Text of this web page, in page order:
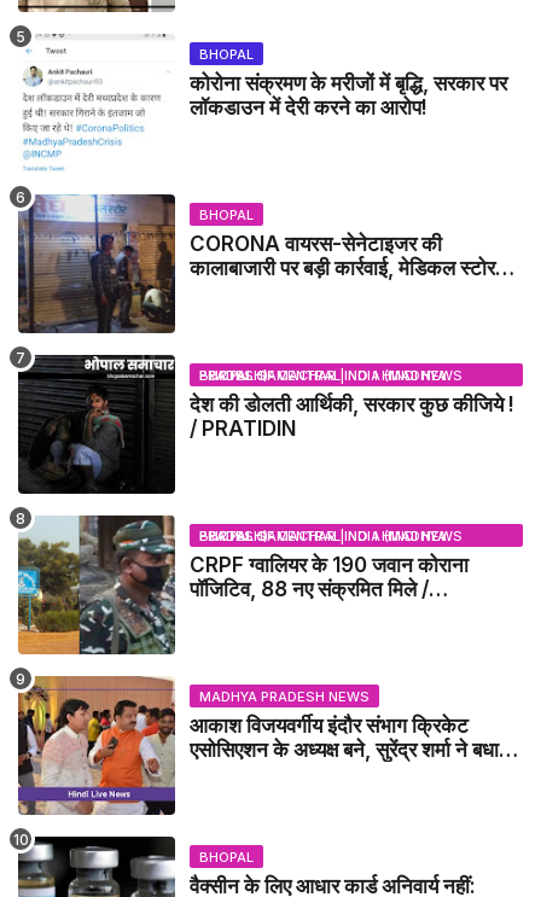
BHOPAL
कोरोना संक्रमण के मरीजों में बृद्धि, सरकार पर
लॉकडाउन में देरी करने का आरोप!
BHOPAL
CORONA वायरस-सेनेटाइजर की
कालाबाजारी पर बड़ी कार्रवाई, मेडिकल स्टोर
BHOPAL SAMACHAR | NO 1 HINDI NEWS PORTAL OF CENTRAL INDIA (MADHYA PRADESH)
देश की डोलती आर्थिकी, सरकार कुछ कीजिये !
/ PRATIDIN
BHOPAL SAMACHAR | NO 1 HINDI NEWS PORTAL OF CENTRAL INDIA (MADHYA PRADESH)
CRPF ग्वालियर के 190 जवान कोराना
पॉजिटिव, 88 नए संक्रमित मिले /
MADHYA PRADESH NEWS
आकाश विजयवर्गीय इंदौर संभाग क्रिकेट
एसोसिएशन के अध्यक्ष बने, सुरेंद्र शर्मा ने बधाई
BHOPAL
वैक्सीन के लिए आधार कार्ड अनिवार्य नहीं: